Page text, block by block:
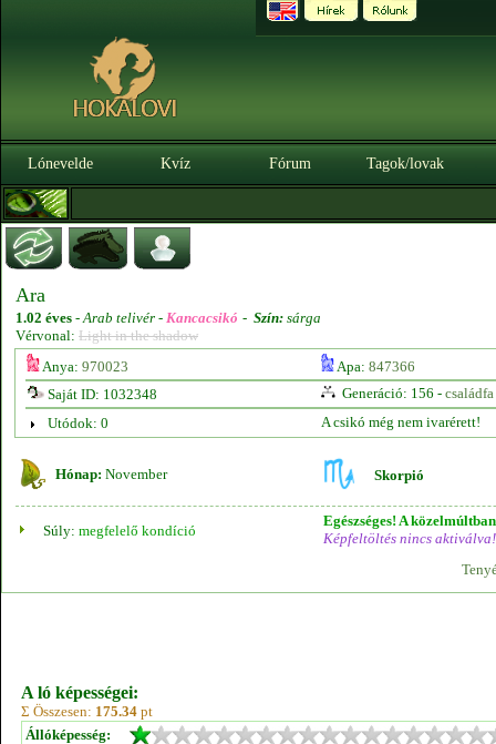
Lónevelde Kvíz Fórum Tagok/lovak
Ara
1.02 éves -Arab telivér - Kancacsikó - Szín: sárga
Vérvonal: Light in the shadow
Anya: 970023 Apa: 847366
Saját ID: 1032348
Generáció: 156 - családfa
Utódok: 0
A csikó még nem ivarérett!
Hónap: November Skorpió
Súly: megfelelő kondíció
Egészséges! A
Képfeltöltés nincs aktiválva!
A ló képességei:
Σ Összesen: 175.34 pt
Állóképesség: